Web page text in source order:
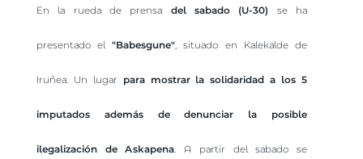
En la rueda de prensa del sabado (U-30) se ha
presentado el"Babesgune" , situado en Kalekalde de
Iruñea. Un lugar para mostrar la solidaridad a los 5
imputados además de denunciar la posible
ilegalización de Askapena . A partir del sabado se